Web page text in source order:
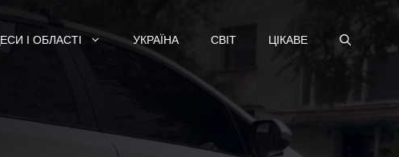
І ОБЛАСТІ УКРАЇНА СВІТ ЦІКАВЕ